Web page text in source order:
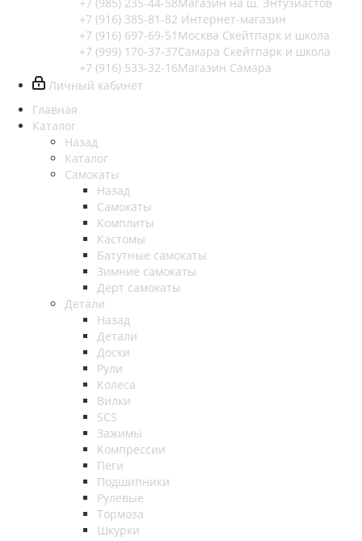
+7 (916) 385-81-82 Интернет-магазин
+7 (916) 697-69-51 Москва Скейтпарк и школа
+7 (999) 170-37-37Самара Скейтпарк и школа
+7 (916) 533-32-16Магазин Самара
Личный кабинет
Главная
Каталог
Назад
Каталог
Самокаты
Назад
Самокаты
Комплиты
Кастомы
Батутные самокаты
Зимние самокаты
Дерт самокаты
Детали
Назад
Детали
Доски
Рули
Колеса
Вилки
SCS
Зажимы
Компрессии
Пеги
Подшипники
Рулевые
Тормоза
Шкурки